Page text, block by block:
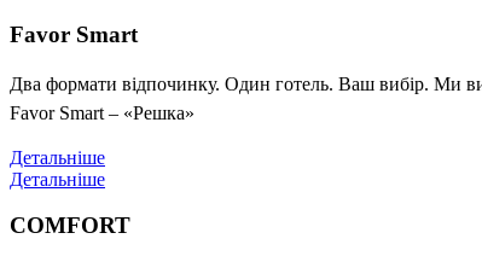
Favor Smart
Два формати відпочинку. Один готель. Ваш вибір. Ми
Favor Smart – «Решка»
Детальніше
Детальніше
COMFORT